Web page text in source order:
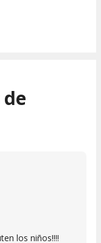
los niños!!!!